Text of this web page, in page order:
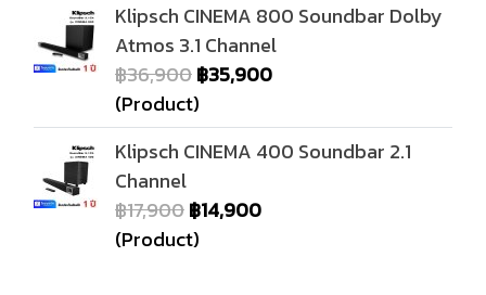
Klipsch CINEMA 800 Soundbar Dolby
Atmos 3.1 Channel
฿36,900฿35,900
(Product)
Klipsch CINEMA 400 Soundbar 2.1
Channel
฿17,900฿14,900
(Product)